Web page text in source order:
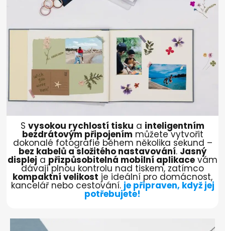
S vysokou rychlostí tisku a inteligentním
bezdrátovým připojením můžete vytvořit
dokonalé fotografie během několika sekund –
bez kabelů a složitého nastavování. Jasný
displej a přizpůsobitelná mobilní aplikace vám
dávají plnou kontrolu nad tiskem, zatímco
kompaktní velikost je ideální pro domácnost,
kancelář nebo cestování. je připraven, když jej
potřebujete!